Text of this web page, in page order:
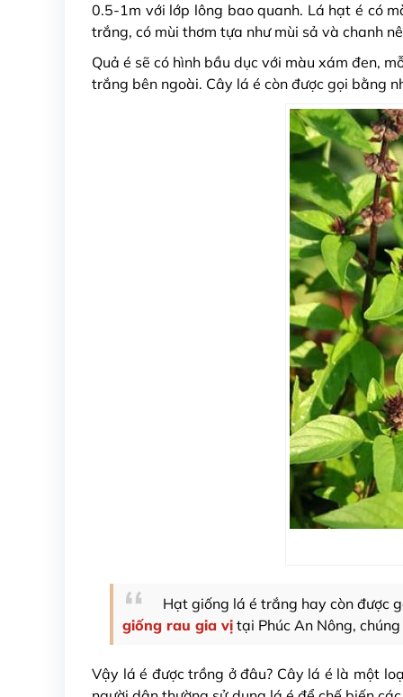
0.5-1m với lớp lông bao quanh. Lá hạt é có
trắng, có mùi thơm tựa như mùi sả và chanh
Quả é sẽ có hình bầu dục với màu xám đen,
trắng bên ngoài. Cây lá é còn được gọi bằng
Hạt giống lá é trắng hay còn được
giống rau gia vị tại Phúc An Nông,
Vậy lá é được trồng ở đâu? Cây lá é là một